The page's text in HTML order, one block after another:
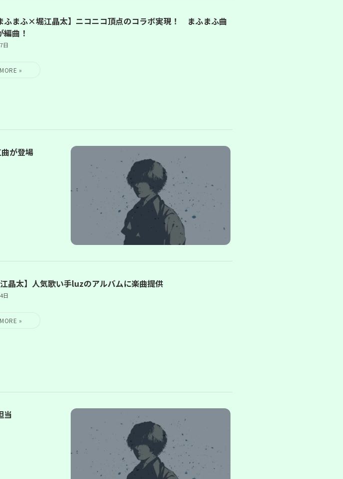
ふまふ×堀江晶太】ニコニコ頂点のコラボ実現！ まふまふ曲
曲！
日
が登場
晶太】人気歌い手luzのアルバムに楽曲提供
日
当